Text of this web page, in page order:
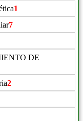
1
7
DE
2